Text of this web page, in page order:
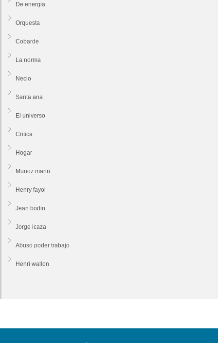
De energia
Orquesta
Cobarde
La norma
Necio
Santa ana
El universo
Critica
Hogar
Munoz marin
Henry fayol
Jean bodin
Jorge icaza
Abuso poder trabajo
Henri wallon